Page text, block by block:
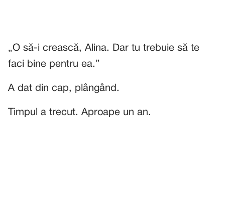
„O să-i crească, Alina. Dar tu trebuie să te
faci bine pentru ea.”
A dat din cap, plângând.
Timpul a trecut. Aproape un an.